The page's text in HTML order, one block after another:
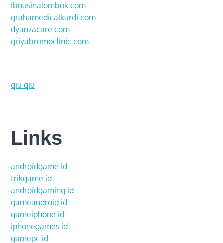
ibnusinalombok.com
grahamedicalkurdi.com
dyanzacare.com
griyabromoclinic.com
qiu qiu
Links
androidgame.id
trikgame.id
androidgaming.id
gameandroid.id
gameiphone.id
iphonegames.id
gamepc.id